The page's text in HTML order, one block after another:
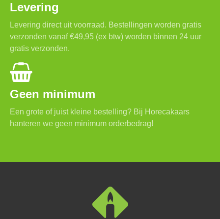
Levering
Levering direct uit voorraad. Bestellingen worden gratis
verzonden vanaf €49,95 (ex btw) worden binnen 24 uur
gratis verzonden.
Geen minimum
Een grote of juist kleine bestelling? Bij Horecakaars
hanteren we geen minimum orderbedrag!